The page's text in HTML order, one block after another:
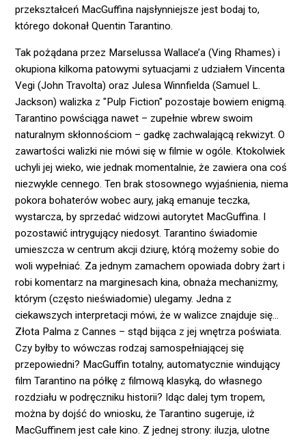
przekształceń MacGuffina najsłynniejsze jest bodaj to,
którego dokonał Quentin Tarantino.
Tak pożądana przez Marselussa Wallace’a (Ving Rhames) i
okupiona kilkoma patowymi sytuacjami z udziałem Vincenta
Vegi (John Travolta) oraz Julesa Winnfielda (Samuel L.
Jackson) walizka z "Pulp Fiction" pozostaje bowiem enigmą.
Tarantino powściąga nawet – zupełnie wbrew swoim
naturalnym skłonnościom – gadkę zachwalającą rekwizyt. O
zawartości walizki nie mówi się w filmie w ogóle. Ktokolwiek
uchyli jej wieko, wie jednak momentalnie, że zawiera ona coś
niezwykle cennego. Ten brak stosownego wyjaśnienia, niema
pokora bohaterów wobec aury, jaką emanuje teczka,
wystarcza, by sprzedać widzowi autorytet MacGuffina. I
pozostawić intrygujący niedosyt. Tarantino świadomie
umieszcza w centrum akcji dziurę, którą możemy sobie do
woli wypełniać. Za jednym zamachem opowiada dobry żart i
robi komentarz na marginesach kina, obnaża mechanizmy,
którym (często nieświadomie) ulegamy. Jedna z
ciekawszych interpretacji mówi, że w walizce znajduje się...
Złota Palma z Cannes – stąd bijąca z jej wnętrza poświata.
Czy byłby to wówczas rodzaj samospełniającej się
przepowiedni? MacGuffin totalny, automatycznie windujący
film Tarantino na półkę z filmową klasyką, do własnego
rozdziału w podręczniku historii? Idąc dalej tym tropem,
można by dojść do wniosku, że Tarantino sugeruje, iż
MacGuffinem jest całe kino. Z jednej strony: iluzja, ulotne